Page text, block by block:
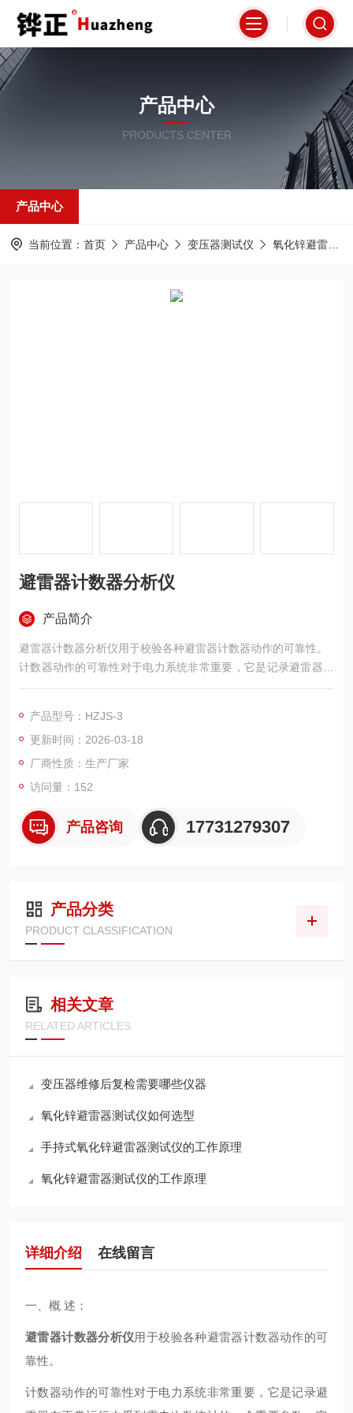
产品中心
PRODUCTS CENTER
产品中心
当前位置： 首页 产品中心 变压器测试仪 氧化锌避雷器测试仪
避雷器计数器分析仪
产品简介
避雷器计数器分析仪用于校验各种避雷器计数器动作的可靠性。
计数器动作的可靠性对于电力系统非常重要，它是记录避雷器在
正常运行中受到雷击次数统计的一个重要参数。它能为电力系统
产品型号：HZJS-3
更新时间：2026-03-18
厂商性质：生产厂家
访问量：152
产品咨询 17731279307
产品分类
PRODUCT CLASSIFICATION
相关文章
RELATED ARTICLES
变压器维修后复检需要哪些仪器
氧化锌避雷器测试仪如何选型
手持式氧化锌避雷器测试仪的工作原理
氧化锌避雷器测试仪的工作原理
详细介绍 在线留言
一、概 述：
避雷器计数器分析仪用于校验各种避雷器计数器动作的可
靠性。
计数器动作的可靠性对于电力系统非常重要，它是记录避